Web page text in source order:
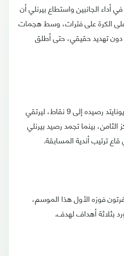
أداء الجانبين واستطاع بيرنلي أن
على الكرة على فترات، وسط هجمات
دون تهديد حقيقي، حتى أطلق
بهذا الفوز، رفع مانشستر يونايتد رصيده إلى 9 نقاط، ليرتقي
بينما تجمد رصيد بيرنلي
ترتيب أندية المسابقة.
فوزه الأول هذا الموسم،
بثلاثة أهداف لهدف.